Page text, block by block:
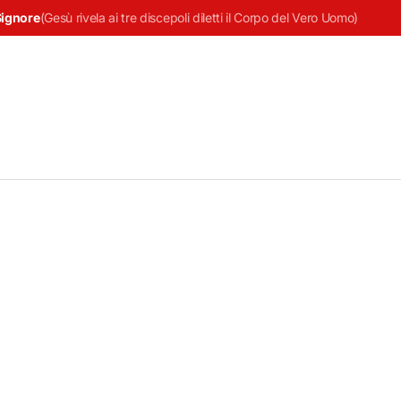
(Gesù rivela ai tre discepoli diletti il Corpo del Vero Uomo)